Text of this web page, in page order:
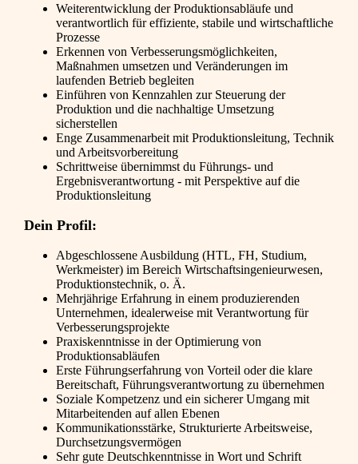
Weiterentwicklung der Produktionsabläufe und
verantwortlich für effiziente, stabile und wirtschaftliche
Prozesse
Erkennen von Verbesserungsmöglichkeiten,
Maßnahmen umsetzen und Veränderungen im
laufenden Betrieb begleiten
Einführen von Kennzahlen zur Steuerung der
Produktion und die nachhaltige Umsetzung
sicherstellen
Enge Zusammenarbeit mit Produktionsleitung, Technik
und Arbeitsvorbereitung
Schrittweise übernimmst du Führungs- und
Ergebnisverantwortung - mit Perspektive auf die
Produktionsleitung
Dein Profil:
Abgeschlossene Ausbildung (HTL, FH, Studium,
Werkmeister) im Bereich Wirtschaftsingenieurwesen,
Produktionstechnik, o. Ä.
Mehrjährige Erfahrung in einem produzierenden
Unternehmen, idealerweise mit Verantwortung für
Verbesserungsprojekte
Praxiskenntnisse in der Optimierung von
Produktionsabläufen
Erste Führungserfahrung von Vorteil oder die klare
Bereitschaft, Führungsverantwortung zu übernehmen
Soziale Kompetzenz und ein sicherer Umgang mit
Mitarbeitenden auf allen Ebenen
Kommunikationsstärke, Strukturierte Arbeitsweise,
Durchsetzungsvermögen
Sehr gute Deutschkenntnisse in Wort und Schrift